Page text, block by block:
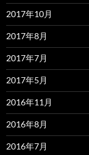
2017年10月
2017年8月
2017年7月
2017年5月
2016年11月
2016年8月
2016年7月